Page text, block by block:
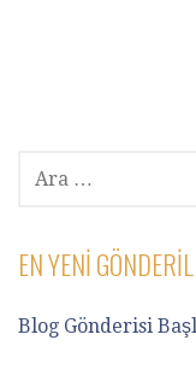
ARAMA:
EN YENI
Blog Gönderisi